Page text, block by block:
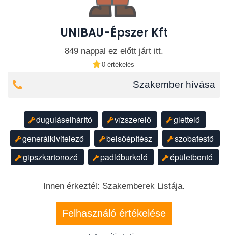
UNIBAU-Épszer Kft
849 nappal ez előtt járt itt.
0 értékelés
Szakember hívása
duguláselhárító vízszerelő
glettelő
generálkivitelező
belsőépítész
szobafestő
gipszkartonozó
padlóburkoló épületbontó
Innen érkeztél: Szakemberek Listája.
Felhasználó értékelése